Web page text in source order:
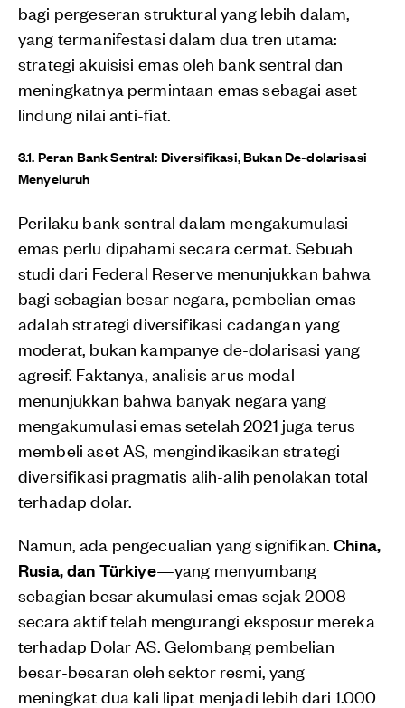
bagi pergeseran struktural yang lebih dalam,
yang termanifestasi dalam dua tren utama:
strategi akuisisi emas oleh bank sentral dan
meningkatnya permintaan emas sebagai aset
lindung nilai anti-fiat.
3.1. Peran Bank Sentral: Diversifikasi, Bukan De-dolarisasi
Menyeluruh
Perilaku bank sentral dalam mengakumulasi
emas perlu dipahami secara cermat. Sebuah
studi dari Federal Reserve menunjukkan bahwa
bagi sebagian besar negara, pembelian emas
adalah strategi diversifikasi cadangan yang
moderat, bukan kampanye de-dolarisasi yang
agresif. Faktanya, analisis arus modal
menunjukkan bahwa banyak negara yang
mengakumulasi emas setelah 2021 juga terus
membeli aset AS, mengindikasikan strategi
diversifikasi pragmatis alih-alih penolakan total
terhadap dolar.
Namun, ada pengecualian yang signifikan.China,
Rusia, dan Türkiye—yang menyumbang
sebagian besar akumulasi emas sejak 2008—
secara aktif telah mengurangi eksposur mereka
terhadap Dolar AS. Gelombang pembelian
besar-besaran oleh sektor resmi, yang
meningkat dua kali lipat menjadi lebih dari 1.000